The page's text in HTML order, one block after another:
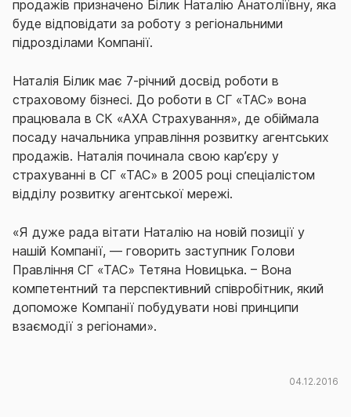
продажів призначено Білик Наталію Анатоліївну, яка
буде відповідати за роботу з регіональними
підрозділами Компанії.
Наталія Білик має 7-річний досвід роботи в
страховому бізнесі. До роботи в СГ «ТАС» вона
працювала в СК «АХА Страхування», де обіймала
посаду начальника управління розвитку агентських
продажів. Наталія починала свою кар’єру у
страхуванні в СГ «ТАС» в 2005 році спеціалістом
відділу розвитку агентської мережі.
«Я дуже рада вітати Наталію на новій позиції у
нашій Компанії, — говорить заступник Голови
Правління СГ «ТАС» Тетяна Новицька. – Вона
компетентний та перспективний співробітник, який
допоможе Компанії побудувати нові принципи
взаємодії з регіонами».
04.12.2016